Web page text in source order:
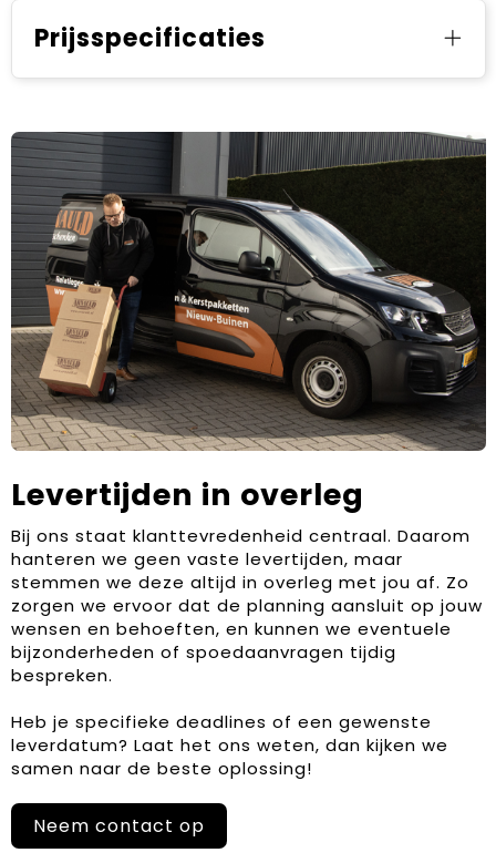
Prijsspecificaties
Levertijden in overleg
Bij ons staat klanttevredenheid centraal. Daarom
hanteren we geen vaste levertijden, maar
stemmen we deze altijd in overleg met jou af. Zo
zorgen we ervoor dat de planning aansluit op jouw
wensen en behoeften, en kunnen we eventuele
bijzonderheden of spoedaanvragen tijdig
bespreken.
Heb je specifieke deadlines of een gewenste
leverdatum? Laat het ons weten, dan kijken we
samen naar de beste oplossing!
Neem contact op